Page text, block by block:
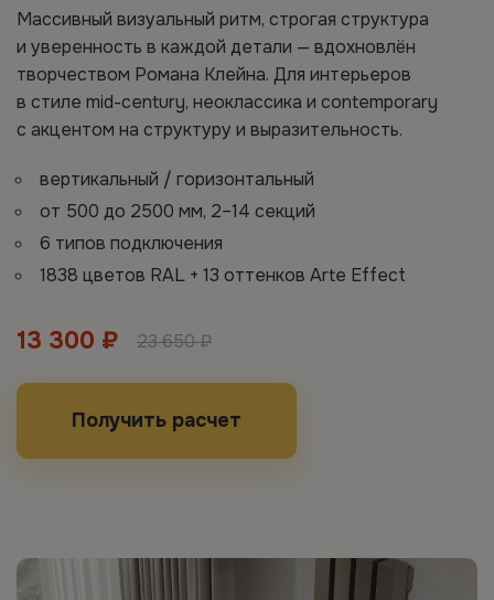
Массивный визуальный ритм, строгая структура
и уверенность в каждой детали — вдохновлён
творчеством Романа Клейна. Для интерьеров
в стиле mid-century, неоклассика и contemporary
с акцентом на структуру и выразительность.
вертикальный / горизонтальный
от 500 до 2500 мм, 2–14 секций
6 типов подключения
1838 цветов RAL + 13 оттенков Arte Effect
13 300 ₽ 23 650 ₽
Получить расчет